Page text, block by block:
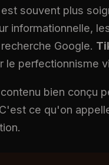
souvent plus
informationnelle,
Google.
le perfectionnisme
bien conçu
ce qu'on